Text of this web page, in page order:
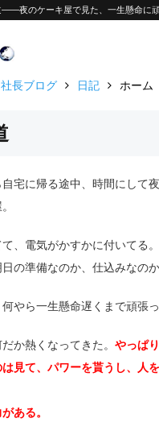
——夜のケーキ屋で見た、一生懸命に
社長ブログ 日記 ホーム
宅に帰る途中、時間にして
て、電気がかすかに付いてる
の準備なのか、仕込みなのか
やら一生懸命遅くまで頑張っ
か熱くなってきた。 やっぱ
は見て、パワーを貰うし、人を
ある。